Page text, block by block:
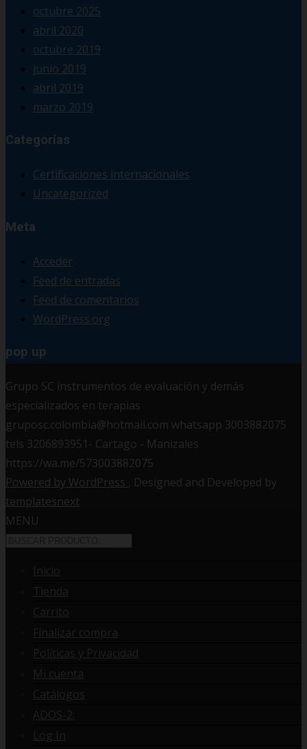
octubre 2025
abril 2020
octubre 2019
junio 2019
abril 2019
marzo 2019
Categorías
Certificaciones internacionales
Uncategorized
Meta
Acceder
Feed de entradas
Feed de comentarios
WordPress.org
pop up
Grupo SC instrumentos de evaluación y demás
especializados en terapias
gruposc.colombia@hotmail.com whatsapp 3003882075
tels 3206893951- Cartago - Manizales
https://wa.me/573003882075
Powered by WordPress , Designed and Developed by
templatesnext
MENU
Inicio
Tienda
Carrito
Finalizar compra
Políticas y Privacidad
Mi cuenta
Catálogos
ADOS-2:
Log In